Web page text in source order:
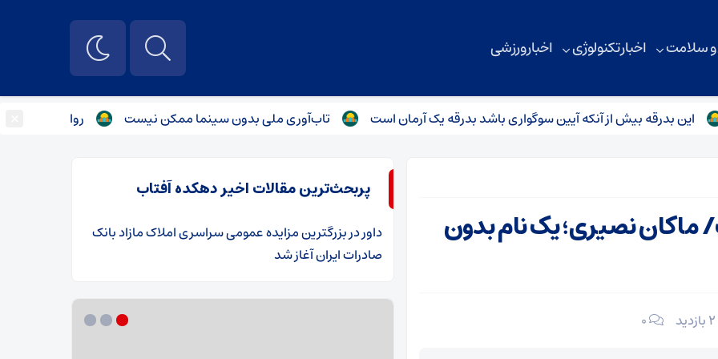
و سلامت اخبار تکنولوژی اخبار ورزشی
بدرقه بیش از آنکه آیین سوگواری باشد بدرقه یک آرمان است تاب‌آوری ملی بدون سینما ممکن نیست روایت غایب‌ترین
نصیری؛ یک نام بدون
۰
پربحث‌ترین مقالات اخیر دهکده آفتاب
داوردر​بزرگترین مزایده عمومی سراسری املاک مازاد بانک
صادرات ایران آغاز شد